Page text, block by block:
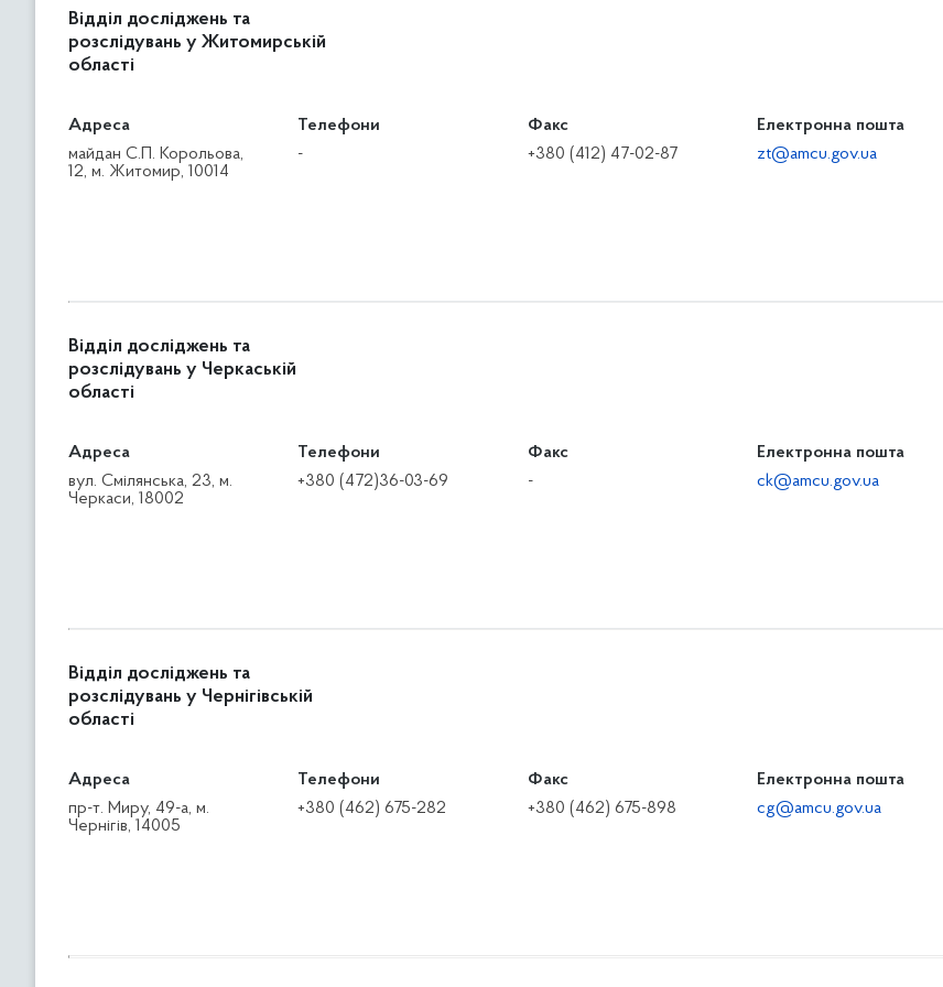
Відділ досліджень та
розслідувань у Житомирській
області
Адреса
майдан С.П. Корольова,
12, м. Житомир, 10014
Телефони
-
Факс
+380 (412) 47-02-87
Електронна пошта
zt@amcu.gov.ua
Відділ досліджень та
розслідувань у Черкаській
області
Адреса
вул. Смілянська, 23, м.
Черкаси, 18002
Телефони
+380 (472)36-03-69
Факс
-
Електронна пошта
ck@amcu.gov.ua
Відділ досліджень та
розслідувань у Чернігівській
області
Адреса
пр-т. Миру, 49-а, м.
Чернігів, 14005
Телефони
+380 (462) 675-282
Факс
+380 (462) 675-898
Електронна пошта
cg@amcu.gov.ua